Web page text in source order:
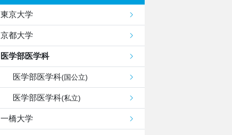
東京大学
京都大学
医学部医学科
医学部医学科(国公立)
医学部医学科(私立)
一橋大学